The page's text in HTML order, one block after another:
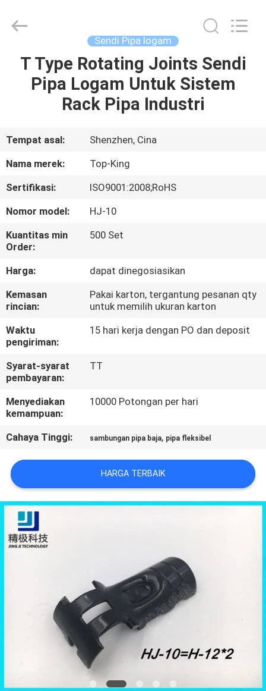
RUMAH
PRODUK
TENTANG
KAMI
TUR
PABRIK
KONTROL
KUALITAS
HUBUNGI
KAMI
MINTA
SITEMAP
KEBIJAKAN
PRIVASI
Reserved.
Sendi Pipa logam
T Type Rotating Joints Sendi
Pipa Logam Untuk Sistem
Rack Pipa Industri
Tempat asal:
Shenzhen, Cina
Nama merek:
Top-King
Sertifikasi:
ISO9001:2008;RoHS
Nomor model:
HJ-10
Kuantitas min
Order:
500 Set
Harga:
dapat dinegosiasikan
Kemasan
rincian:
Pakai karton, tergantung pesanan qty
untuk memilih ukuran karton
Waktu
pengiriman:
15 hari kerja dengan PO dan deposit
Syarat-syarat
pembayaran:
TT
Menyediakan
kemampuan:
10000 Potongan per hari
Cahaya Tinggi: sambungan pipa baja, pipa fleksibel
HARGA TERBAIK